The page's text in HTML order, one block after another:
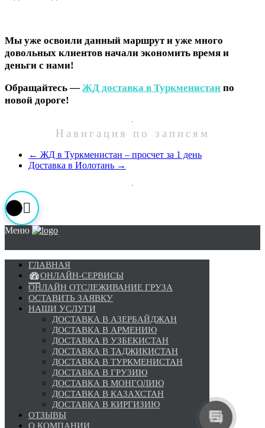
Мы уже освоили данный маршрут и уже много
довольных клиентов начали экономить время и
деньги с нами!
Обращайтесь —ЖД доставка в Туркменистан по
новой дороге!
Навигация по записям
← ЖД в Туркменистан – просчет за 1 день
Доставка в Иолотань →
Меню
ГЛАВНАЯ
ОНЛАЙН-СЕРВИСЫ
ОНЛАЙН ОТСЛЕЖИВАНИЕ ГРУЗА
ОСТАВИТЬ ЗАЯВКУ
НАШИ УСЛУГИ
ДОСТАВКА В АЗЕРБАЙДЖАН
ДОСТАВКА В АРМЕНИЮ
ДОСТАВКА В УЗБЕКИСТАН
ДОСТАВКА В ТАДЖИКИСТАН
ДОСТАВКА В ТУРКМЕНИСТАН
ДОСТАВКА В ГРУЗИЮ
ДОСТАВКА В МОНГОЛИЮ
ДОСТАВКА В КАЗАХСТАН
ДОСТАВКА В КИРГИЗИЮ
ОТЗЫВЫ
О КОМПАНИИ